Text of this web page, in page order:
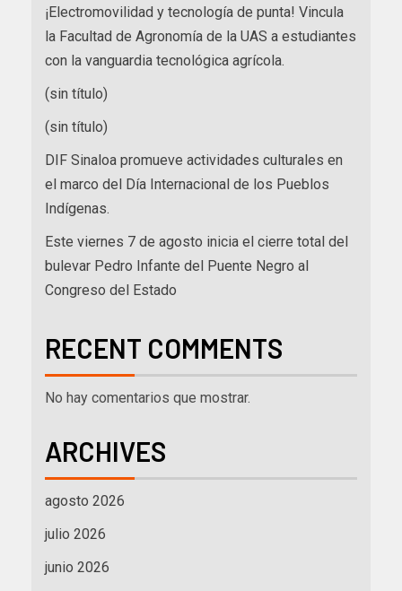
¡Electromovilidad y tecnología de punta! Vincula
la Facultad de Agronomía de la UAS a estudiantes
con la vanguardia tecnológica agrícola.
(sin título)
(sin título)
DIF Sinaloa promueve actividades culturales en
el marco del Día Internacional de los Pueblos
Indígenas.
Este viernes 7 de agosto inicia el cierre total del
bulevar Pedro Infante del Puente Negro al
Congreso del Estado
RECENT COMMENTS
No hay comentarios que mostrar.
ARCHIVES
agosto 2026
julio 2026
junio 2026